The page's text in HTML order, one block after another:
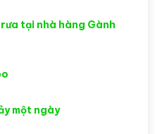
tại nhà hàng Gành
một ngày